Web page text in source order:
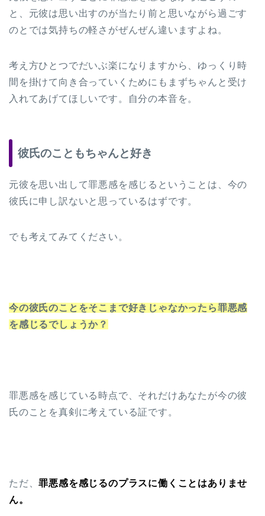
と、元彼は思い出すのが当たり前と思いながら過ごす
のとでは気持ちの軽さがぜんぜん違いますよね。
考え方ひとつでだいぶ楽になりますから、ゆっくり時
間を掛けて向き合っていくためにもまずちゃんと受け
入れてあげてほしいです。自分の本音を。
彼氏のこともちゃんと好き
元彼を思い出して罪悪感を感じるということは、今の
彼氏に申し訳ないと思っているはずです。
でも考えてみてください。
今の彼氏のことをそこまで好きじゃなかったら罪悪感
を感じるでしょうか？
罪悪感を感じている時点で 、それだけあなたが今の彼
氏のことを真剣に考えている証です。
ただ、罪悪感を感じるのプラスに働くことはありませ
ん。